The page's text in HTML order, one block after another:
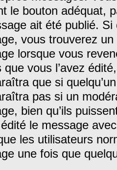
le bouton adéquat,
ait été publié. Si
vous trouverez
lorsque vous
que vous l’avez
que si
pas si un
bien qu’ils
le message
les utilisateurs
une fois que